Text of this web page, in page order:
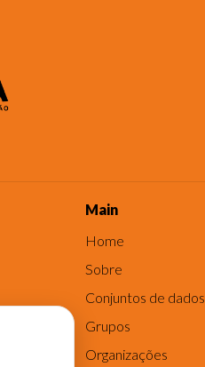
Main
Home
Sobre
Conjuntos de dados
Grupos
Organizações